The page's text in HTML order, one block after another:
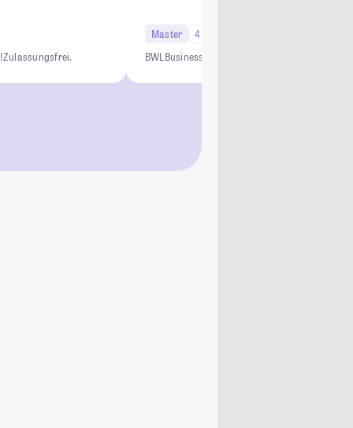
Zulassungsfrei.
Master 4 Semester
BWL Business